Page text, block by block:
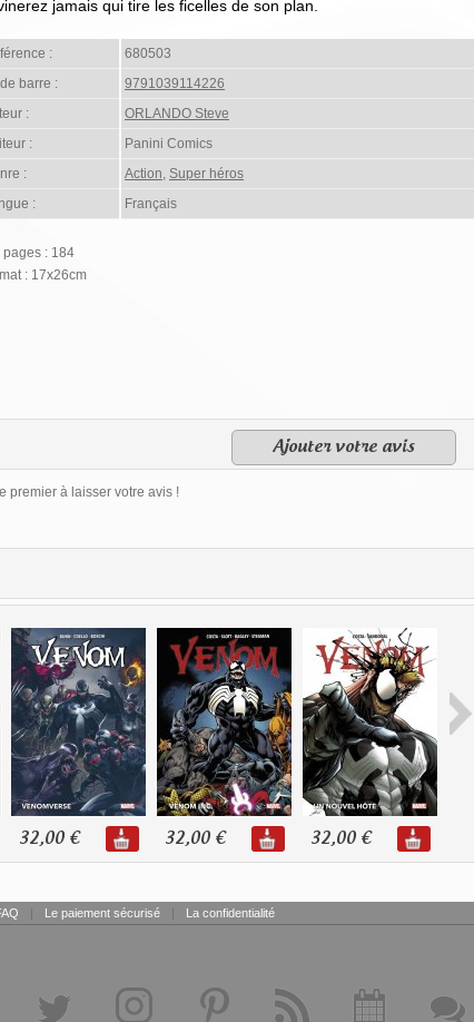
jamais qui tire les ficelles de son plan.
:
680503
barre :
9791039114226
:
ORLANDO Steve
:
Panini Comics
:
Action, Super héros
:
Français
pages : 184
: 17x26cm
Ajouter votre avis
premier à laisser votre avis !
32,00 € 32,00 € 32,00 €
| Le paiement sécurisé | La confidentialité